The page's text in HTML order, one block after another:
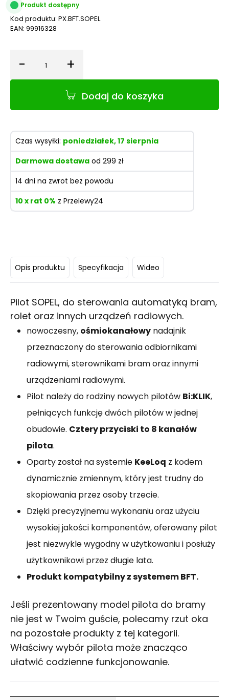
Opis produktu Specyfikacja Wideo
Pilot SOPEL, do sterowania automatyką bram,
rolet oraz innych urządzeń radiowych.
nowoczesny, ośmiokanałowy nadajnik
przeznaczony do sterowania odbiornikami
radiowymi, sterownikami bram oraz innymi
urządzeniami radiowymi.
Pilot należy do rodziny nowych pilotów Bi:KLIK,
pełniących funkcję dwóch pilotów w jednej
obudowie. Cztery przyciski to 8 kanałów
pilota.
Oparty został na systemie KeeLoq z kodem
dynamicznie zmiennym, który jest trudny do
skopiowania przez osoby trzecie.
Dzięki precyzyjnemu wykonaniu oraz użyciu
wysokiej jakości komponentów, oferowany pilot
jest niezwykle wygodny w użytkowaniu i posłuży
użytkownikowi przez długie lata.
Produkt kompatybilny z systemem BFT.
Jeśli prezentowany model pilota do bramy
nie jest w Twoim guście, polecamy rzut oka
na pozostałe produkty z tej kategorii.
Właściwy wybór pilota może znacząco
ułatwić codzienne funkcjonowanie.
Produkt dostępny
Kod produktu: PX.BFT.SOPEL
EAN: 99916328
- Ilość +
Dodaj do koszyka
Czas wysyłki: poniedziałek, 17 sierpnia
Darmowa dostawa od 299 zł
14 dni na zwrot bez powodu
10 x rat 0% z Przelewy24